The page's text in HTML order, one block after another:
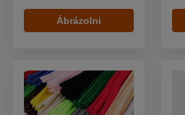
Ábrázolni